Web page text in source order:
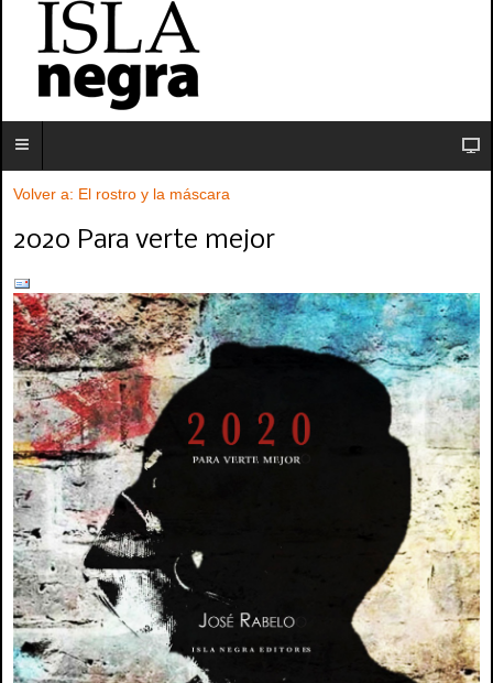
Volver a: El rostro y la máscara
2020 Para verte mejor